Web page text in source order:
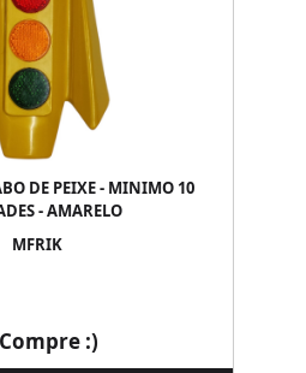
DE PEIXE - MINIMO 10
- AMARELO
MFRIK
:)